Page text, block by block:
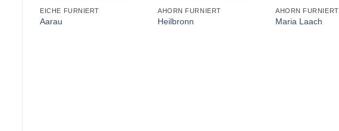
EICHE FURNIERT
Aarau
AHORN FURNIERT
Heilbronn
AHORN FURNIERT
Maria Laach